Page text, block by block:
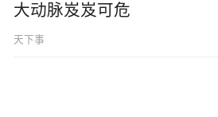
大动脉岌岌可危
天下事